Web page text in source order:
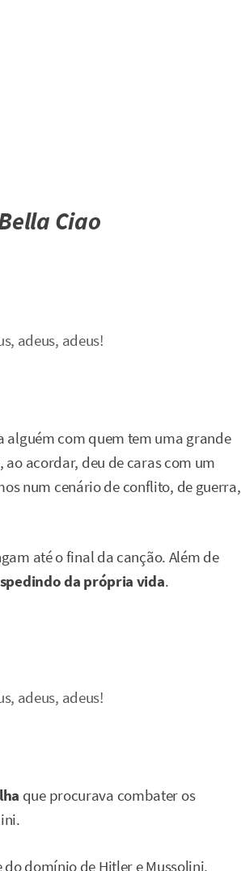
Ciao
adeus, adeus!
alguém com quem tem uma grande
acordar, deu de caras com um
num cenário de conflito, de guerra,
até o final da canção. Além de
da própria vida.
adeus, adeus!
que procurava combater os
do domínio de Hitler e Mussolini,